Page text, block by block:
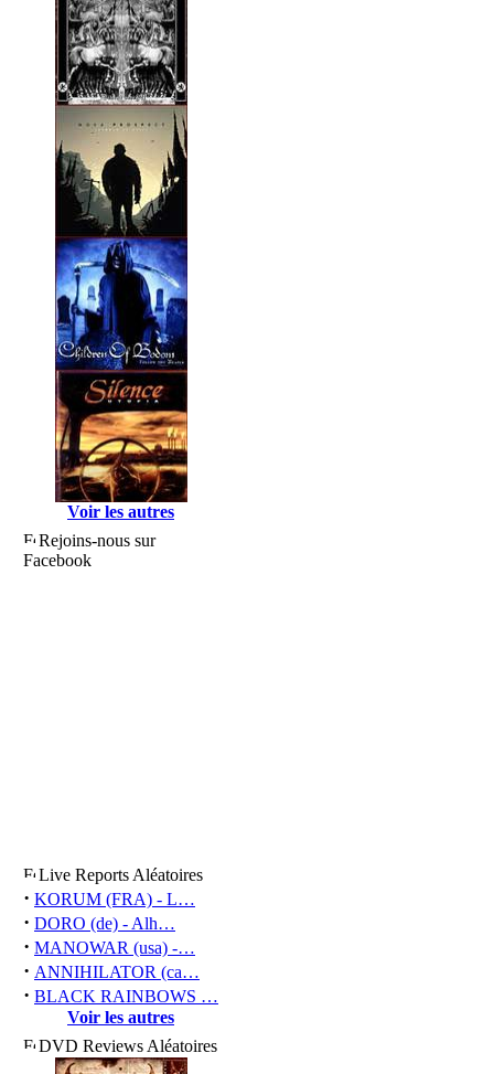
Voir les autres
Rejoins-nous sur
Facebook
Live Reports Aléatoires
· KORUM (FRA) - L…
· DORO (de) - Alh…
· MANOWAR (usa) -…
· ANNIHILATOR (ca…
· BLACK RAINBOWS …
Voir les autres
DVD Reviews Aléatoires